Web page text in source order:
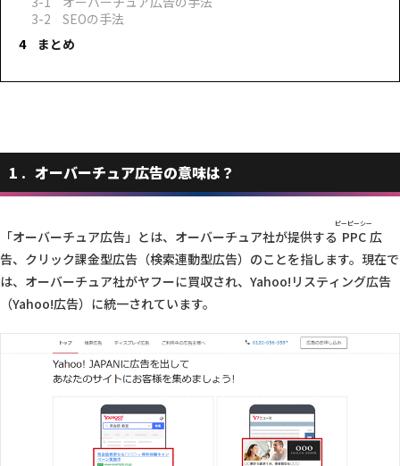
SEOの手法
まとめ
1 オーバーチュア広告の意味は？
「オーバーチュア広告」とは、オーバーチュア社が提供する PPC
ピーピーシー
広
告、クリック課金型広告（検索連動型広告）のことを指します。現在で
は、オーバーチュア社がヤフーに買収され、Yahoo!リスティング広告
（Yahoo!広告）に統一されています。